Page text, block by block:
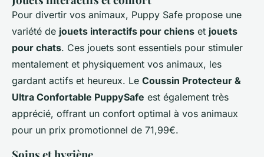
Pour divertir vos animaux, Puppy Safe propose une
variété de jouets interactifs pour chiens et jouets
pour chats. Ces jouets sont essentiels pour stimuler
mentalement et physiquement vos animaux, les
gardant actifs et heureux. Le Coussin Protecteur &
Ultra Confortable PuppySafe est également très
apprécié, offrant un confort optimal à vos animaux
pour un prix promotionnel de 71,99€.